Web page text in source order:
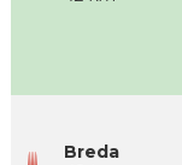
Breda